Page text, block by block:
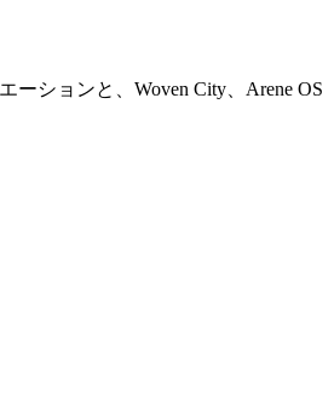
ションと、Woven City、Arene OS